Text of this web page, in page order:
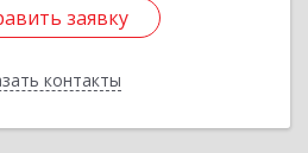
заявку
контакты
заявку
Назад